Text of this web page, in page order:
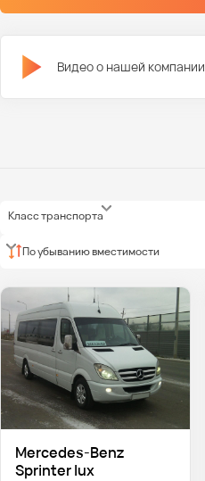
Видео о нашей компании
Класс транспорта
По убыванию вместимости
Mercedes-Benz
Sprinter lux